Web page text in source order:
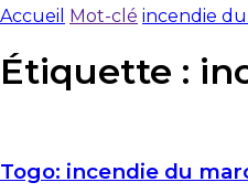
Accueil Mot-clé incendie du
Étiquette :
Togo: incendie du